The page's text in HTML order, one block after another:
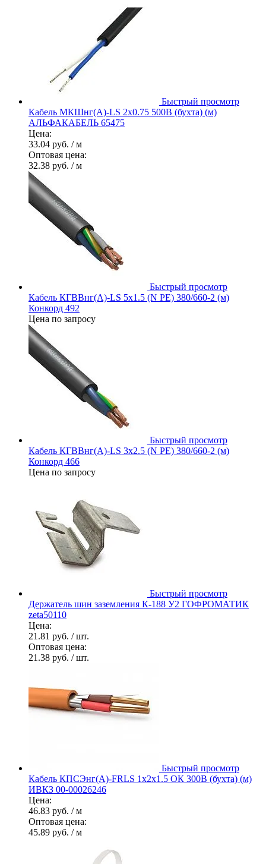
Быстрый просмотр
Кабель МКШнг(А)-LS 2х0.75 500В (бухта) (м)
АЛЬФАКАБЕЛЬ 65475
Цена:
33.04 руб. / м
Оптовая цена:
32.38 руб. / м
Быстрый просмотр
Кабель КГВВнг(А)-LS 5х1.5 (N PE) 380/660-2 (м)
Конкорд 492
Цена по запросу
Быстрый просмотр
Кабель КГВВнг(А)-LS 3х2.5 (N PE) 380/660-2 (м)
Конкорд 466
Цена по запросу
Быстрый просмотр
Держатель шин заземления К-188 У2 ГОФРОМАТИК
zeta50110
Цена:
21.81 руб. / шт.
Оптовая цена:
21.38 руб. / шт.
Быстрый просмотр
Кабель КПСЭнг(А)-FRLS 1х2х1.5 ОК 300В (бухта) (м)
ИВКЗ 00-00026246
Цена:
46.83 руб. / м
Оптовая цена:
45.89 руб. / м